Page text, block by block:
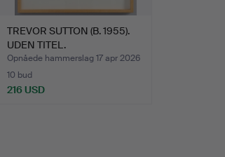
TREVOR SUTTON (B. 1955).
UDEN TITEL.
Opnåede hammerslag 17 apr 2026
10 bud
216 USD